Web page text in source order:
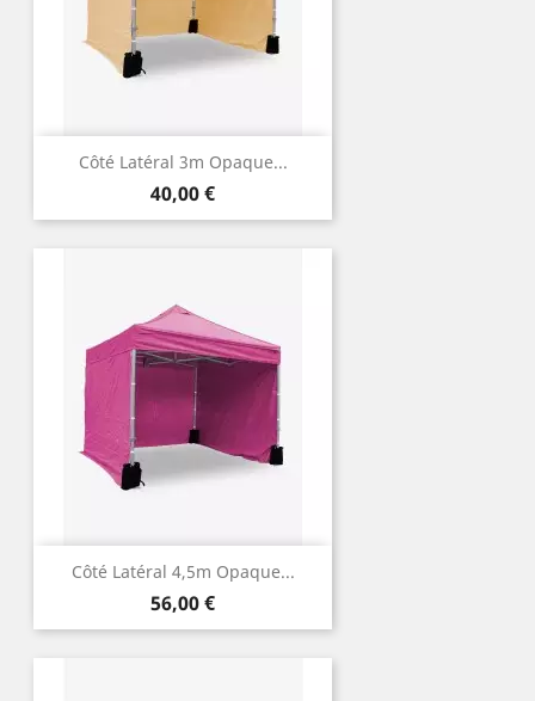
Côté Latéral 3m Opaque...
Prix
40,00 €
Côté Latéral 4,5m Opaque...
Prix
56,00 €